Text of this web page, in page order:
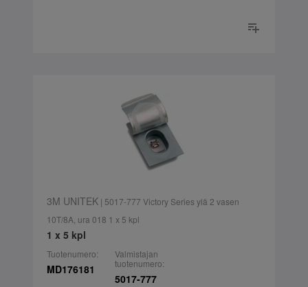
3M UNITEK| 5017-777 Victory Series ylä 2 vasen
10T/8A, ura 018 1 x 5 kpl
1 x 5 kpl
Tuotenumero:
MD176181
Valmistajan
tuotenumero:
5017-777